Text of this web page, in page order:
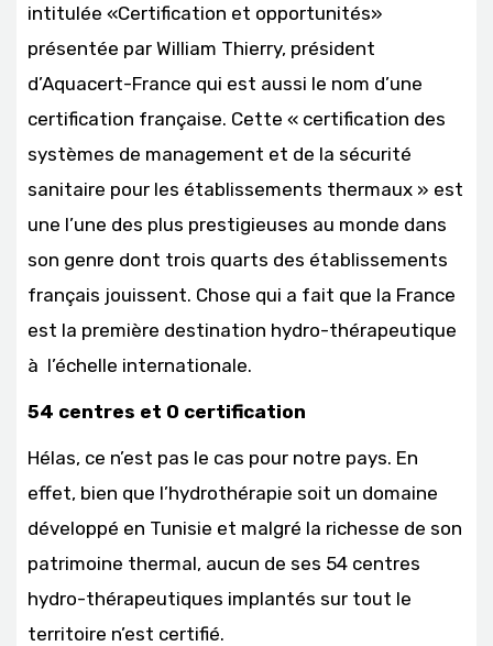
intitulée «Certification et opportunités»
présentée par William Thierry, président
d’Aquacert-France qui est aussi le nom d’une
certification française. Cette « certification des
systèmes de management et de la sécurité
sanitaire pour les établissements thermaux » est
une l’une des plus prestigieuses au monde dans
son genre dont trois quarts des établissements
français jouissent. Chose qui a fait que la France
est la première destination hydro-thérapeutique
à l’échelle internationale.
54 centres et 0 certification
Hélas, ce n’est pas le cas pour notre pays. En
effet, bien que l’hydrothérapie soit un domaine
développé en Tunisie et malgré la richesse de son
patrimoine thermal, aucun de ses 54 centres
hydro-thérapeutiques implantés sur tout le
territoire n’est certifié.